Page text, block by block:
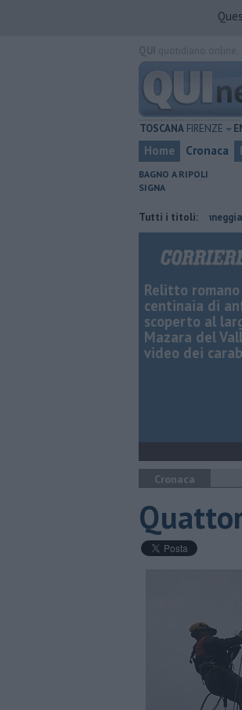
TOSCANA FIRENZE
Home Cronaca
BAGNO A RIPOLI
SIGNA
Tutti i titoli:
Per captare l'acqua danneggia
Relitto romano
centinaia di
scoperto al
Mazara del
video dei
Cronaca